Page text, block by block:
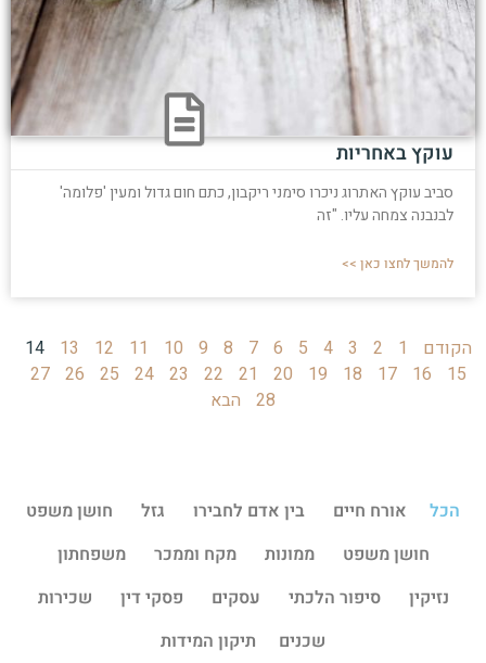
עוקץ באחריות
סביב עוקץ האתרוג ניכרו סימני ריקבון, כתם חום גדול ומעין 'פלומה'
לבנבנה צמחה עליו. "זה
להמשך לחצו כאן >>
הקודם 1
2
3
4
5
6
7
8
9
10
11
12
13
14
15
16
17
18
19
20
21
22
23
24
25
26
27
28
הבא
הכל אורח חיים בין אדם לחבירו גזל
חושן משפט
חושן משפט
ממונות מקח וממכר
משפחתון
נזיקין
סיפור הלכתי עסקים פסקי דין
שכירות
שכנים
תיקון המידות